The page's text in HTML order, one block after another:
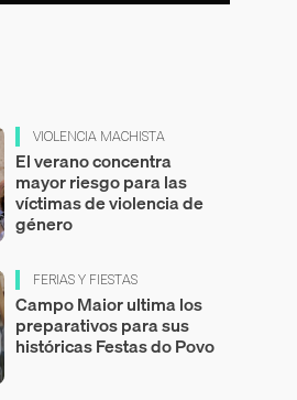
VIOLENCIA MACHISTA
El verano concentra
mayor riesgo para las
víctimas de violencia de
género
FERIAS Y FIESTAS
Campo Maior ultima los
preparativos para sus
históricas Festas do Povo